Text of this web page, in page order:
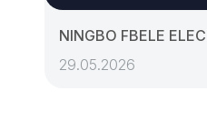
NINGBO FBELE
29.05.2026